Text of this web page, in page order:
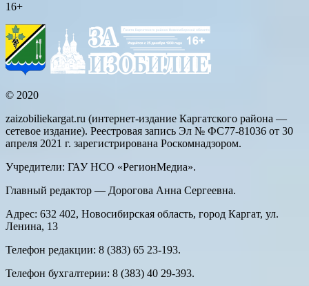
16+
© 2020
zaizobiliekargat.ru (интернет-издание Каргатского района —
сетевое издание). Реестровая запись Эл № ФС77-81036 от 30
апреля 2021 г. зарегистрирована Роскомнадзором.
Учредители: ГАУ НСО «РегионМедиа».
Главный редактор — Дорогова Анна Сергеевна.
Адрес: 632 402, Новосибирская область, город Каргат, ул.
Ленина, 13
Телефон редакции: 8 (383) 65 23-193.
Телефон бухгалтерии: 8 (383) 40 29-393.